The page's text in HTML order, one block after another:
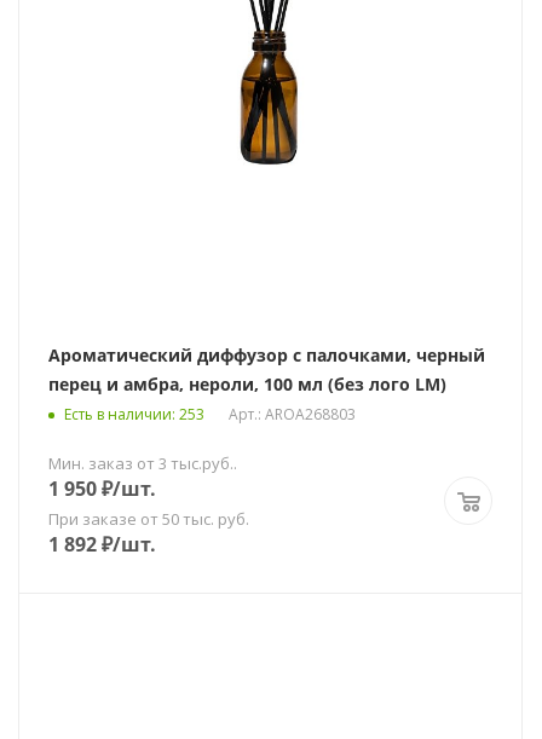
Ароматический диффузор с палочками, черный
перец и амбра, нероли, 100 мл (без лого LM)
Есть в наличии: 253 Арт.: AROA268803
Мин. заказ от 3 тыс.руб..
1 950₽/шт.
При заказе от 50 тыс. руб.
1 892₽/шт.